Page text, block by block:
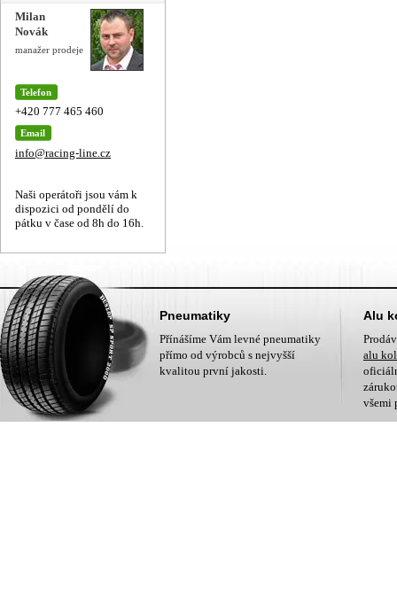
Milan
Novák
manažer prodeje
Telefon
+420 777 465 460
Email
info@racing-line.cz
Naši operátoři jsou vám k
dispozici od pondělí do
pátku v čase od 8h do 16h.
Pneumatiky
Přínášíme Vám levné pneumatiky
přímo od výrobců s nejvyšší
kvalitou první jakosti.
Alu
alu
všemi